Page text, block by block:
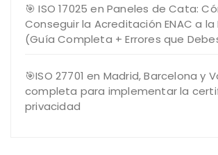
🎯 ISO 17025 en Paneles de Cata:
Conseguir la Acreditación ENAC a la
(Guía Completa + Errores que
🎯ISO 27701 en Madrid, Barcelona y
completa para implementar la
privacidad